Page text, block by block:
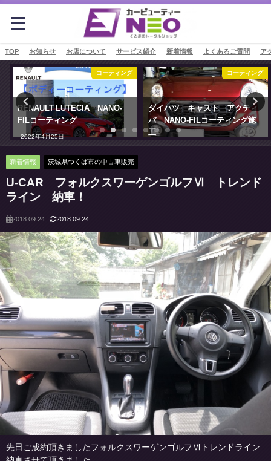
TOP お知らせ お店について サービス紹介 新着情報 よくあるご質問 ア
コーティング
RENAULT LUTECIA NANO-
FILコーティング
2022年4月25日
コーティング
ダイハツ キャスト アクティ
バ NANO-FILコーティング施
工
新着情報 茨城県つくば市の中古車販売
U-CAR フォルクスワーゲンゴルフⅥ トレンド
ライン 納車！
2018.09.24 2018.09.24
先日ご成約頂きましたフォルクスワーゲンゴルフⅥトレンドライン